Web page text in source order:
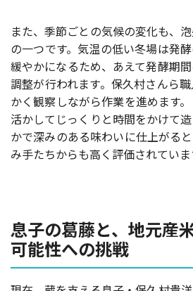
また、季節ごとの気候の変化も、
の一つです。気温の低い冬場は発
緩やかになるため、あえて発酵期
調整が行われます。保久村さんら
かく観察しながら作業を進めます
活かしてじっくりと時間をかけて
かで深みのある味わいに仕上がる
み手たちからも高く評価されていま
息子の葛藤と、地元産
可能性への挑戦